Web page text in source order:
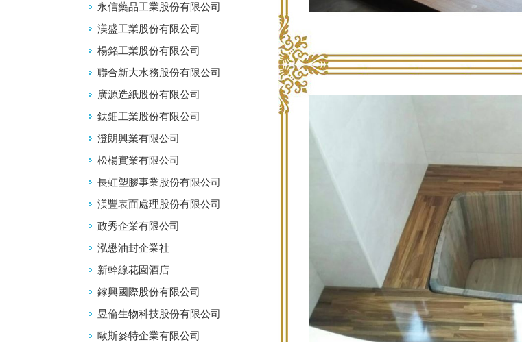
永信藥品工業股份有限公司
渼盛工業股份有限公司
楊銘工業股份有限公司
聯合新大水務股份有限公司
廣源造紙股份有限公司
鈦鈿工業股份有限公司
澄朗興業有限公司
松楊實業有限公司
長虹塑膠事業股份有限公司
渼豐表面處理股份有限公司
政秀企業有限公司
泓懋油封企業社
新幹線花園酒店
鎵興國際股份有限公司
昱倫生物科技股份有限公司
歐斯麥特企業有限公司